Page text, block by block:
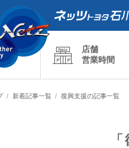
店舗
営業時間
新着記事一覧 復興支援の記事一覧